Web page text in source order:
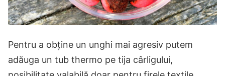
Pentru a obține un unghi mai agresiv putem
adăuga un tub thermo pe tija cârligului,